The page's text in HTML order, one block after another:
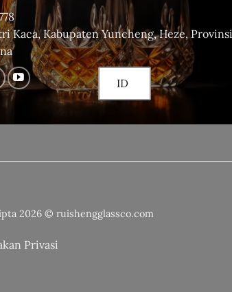
Kaca, Kabupaten Yuncheng, Heze, Provinsi
ID
2026 © ruishengglassco.com
Privasi